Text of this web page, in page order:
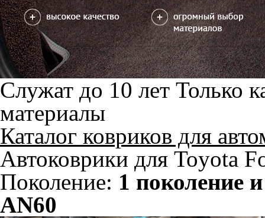
Служат до 10 лет Только
материалы
Каталог ковриков для
Автоковрики для Toyota
Поколение: 1 поколение
AN60